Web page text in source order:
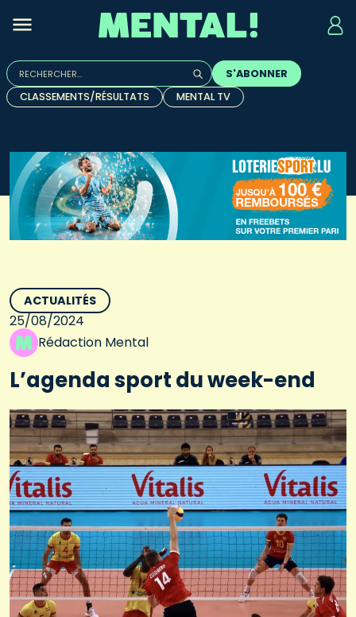
Rechercher :
Quand les résultats de l'auto-complétion sont
S'ABONNER
CLASSEMENTS/RÉSULTATS
MENTAL TV
ACTUALITÉS
25/08/2024
Rédaction Mental
L’agenda sport du week-end